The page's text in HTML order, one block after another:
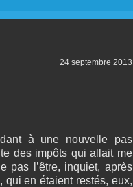
24 septembre 2013
à une nouvelle pas
des impôts qui allait me
pas l’être, inquiet, après
qui en étaient restés, eux,